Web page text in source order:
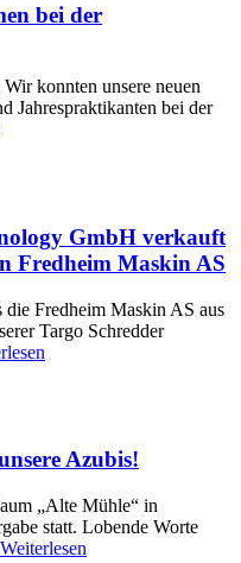
bei der
konnten unsere neuen
Jahrespraktikanten bei der
GmbH verkauft
Fredheim Maskin AS
die Fredheim Maskin AS aus
Targo Schredder
Azubis!
„Alte Mühle“ in
statt. Lobende Worte